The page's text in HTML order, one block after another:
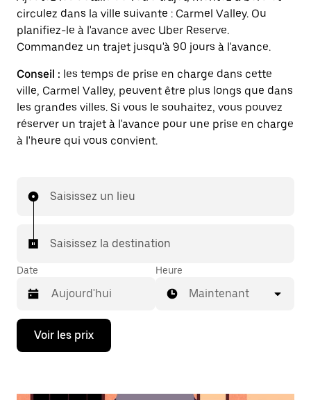
circulez dans la ville suivante : Carmel Valley. Ou
planifiez-le à l'avance avec Uber Reserve.
Commandez un trajet jusqu'à 90 jours à l'avance.
Conseil : les temps de prise en charge dans cette
ville, Carmel Valley, peuvent être plus longs que dans
les grandes villes. Si vous le souhaitez, vous pouvez
réserver un trajet à l'avance pour une prise en charge
à l'heure qui vous convient.
Saisissez un lieu
Saisissez la destination
Date
Appuyez
la
Heure
Maintenant
Voir les prix